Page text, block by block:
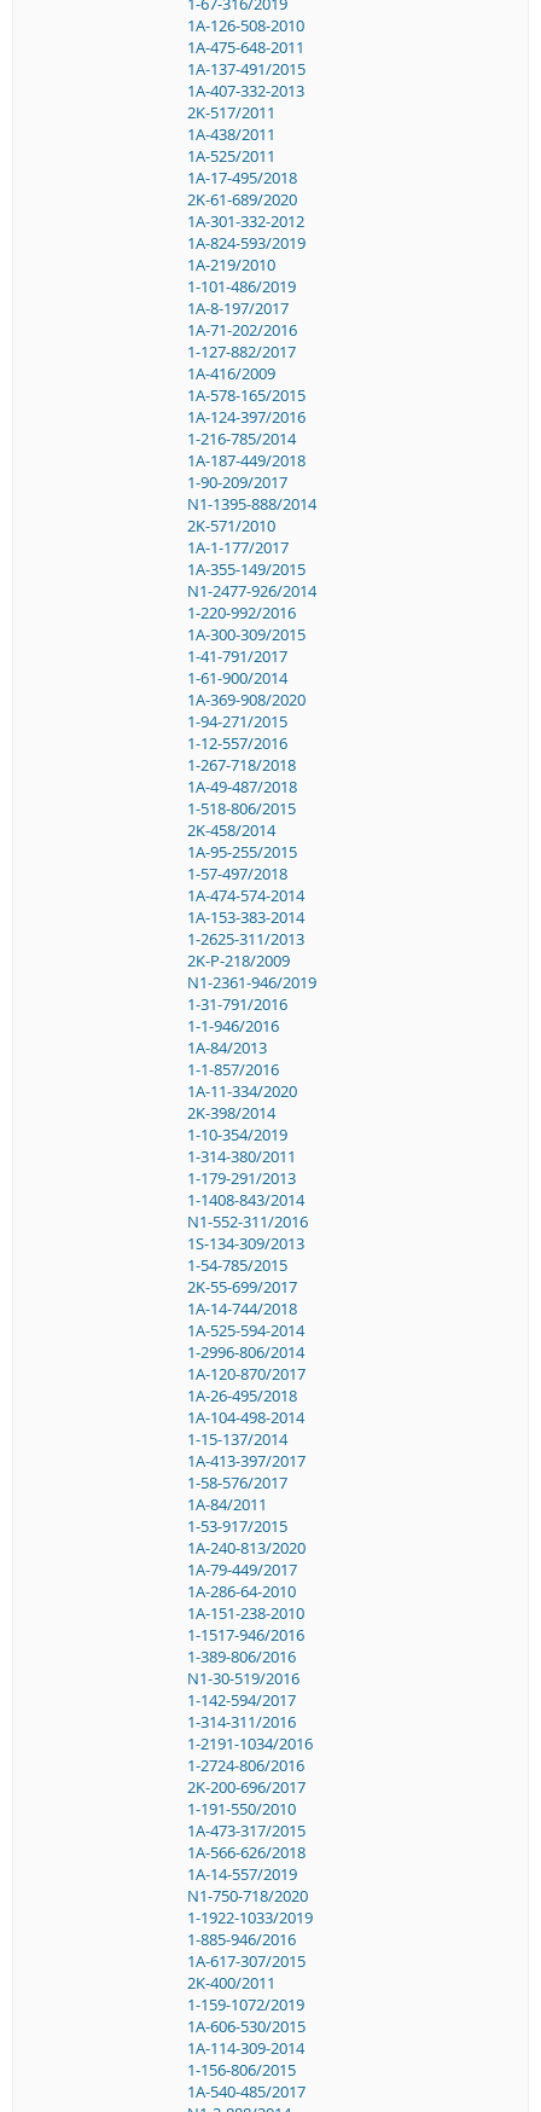
1A-126-508-2010
1A-475-648-2011
1A-137-491/2015
1A-407-332-2013
2K-517/2011
1A-438/2011
1A-525/2011
1A-17-495/2018
2K-61-689/2020
1A-301-332-2012
1A-824-593/2019
1A-219/2010
1-101-486/2019
1A-8-197/2017
1A-71-202/2016
1-127-882/2017
1A-416/2009
1A-578-165/2015
1A-124-397/2016
1-216-785/2014
1A-187-449/2018
1-90-209/2017
N1-1395-888/2014
2K-571/2010
1A-1-177/2017
1A-355-149/2015
N1-2477-926/2014
1-220-992/2016
1A-300-309/2015
1-41-791/2017
1-61-900/2014
1A-369-908/2020
1-94-271/2015
1-12-557/2016
1-267-718/2018
1A-49-487/2018
1-518-806/2015
2K-458/2014
1A-95-255/2015
1-57-497/2018
1A-474-574-2014
1A-153-383-2014
1-2625-311/2013
2K-P-218/2009
N1-2361-946/2019
1-31-791/2016
1-1-946/2016
1A-84/2013
1-1-857/2016
1A-11-334/2020
2K-398/2014
1-10-354/2019
1-314-380/2011
1-179-291/2013
1-1408-843/2014
N1-552-311/2016
1S-134-309/2013
1-54-785/2015
2K-55-699/2017
1A-14-744/2018
1A-525-594-2014
1-2996-806/2014
1A-120-870/2017
1A-26-495/2018
1A-104-498-2014
1-15-137/2014
1A-413-397/2017
1-58-576/2017
1A-84/2011
1-53-917/2015
1A-240-813/2020
1A-79-449/2017
1A-286-64-2010
1A-151-238-2010
1-1517-946/2016
1-389-806/2016
N1-30-519/2016
1-142-594/2017
1-314-311/2016
1-2191-1034/2016
1-2724-806/2016
2K-200-696/2017
1-191-550/2010
1A-473-317/2015
1A-566-626/2018
1A-14-557/2019
N1-750-718/2020
1-1922-1033/2019
1-885-946/2016
1A-617-307/2015
2K-400/2011
1-159-1072/2019
1A-606-530/2015
1A-114-309-2014
1-156-806/2015
1A-540-485/2017